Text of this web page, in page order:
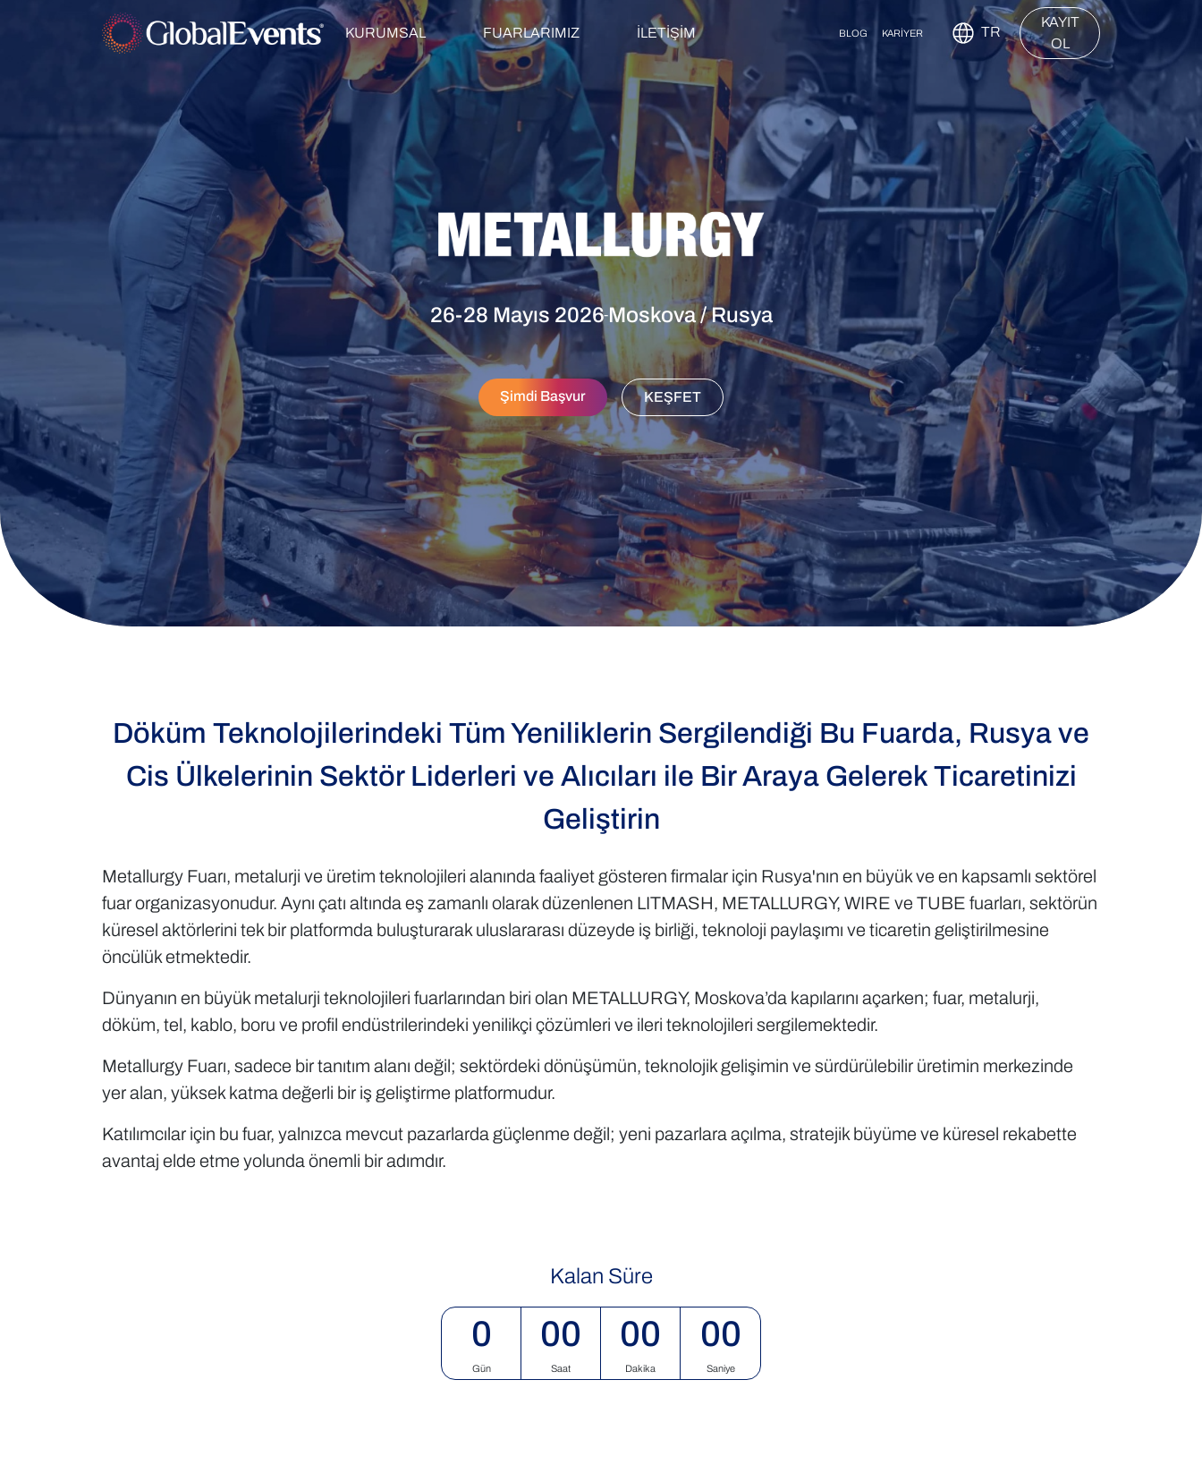
KURUMSAL FUARLARIMIZ İLETİŞİM BLOG KARİYER TR
KAYIT
OL
26-28 Mayıs 2026-Moskova / Rusya
Şimdi Başvur KEŞFET
Döküm Teknolojilerindeki Tüm Yeniliklerin Sergilendiği Bu Fuarda, Rusya ve
Cis Ülkelerinin Sektör Liderleri ve Alıcıları ile Bir Araya Gelerek Ticaretinizi
Geliştirin
Metallurgy Fuarı, metalurji ve üretim teknolojileri alanında faaliyet gösteren firmalar için Rusya'nın en büyük ve en kapsamlı sektörel
fuar organizasyonudur. Aynı çatı altında eş zamanlı olarak düzenlenen LITMASH, METALLURGY, WIRE ve TUBE fuarları, sektörün
küresel aktörlerini tek bir platformda buluşturarak uluslararası düzeyde iş birliği, teknoloji paylaşımı ve ticaretin geliştirilmesine
öncülük etmektedir.
Dünyanın en büyük metalurji teknolojileri fuarlarından biri olan METALLURGY, Moskova’da kapılarını açarken; fuar, metalurji,
döküm, tel, kablo, boru ve profil endüstrilerindeki yenilikçi çözümleri ve ileri teknolojileri sergilemektedir.
Metallurgy Fuarı, sadece bir tanıtım alanı değil; sektördeki dönüşümün, teknolojik gelişimin ve sürdürülebilir üretimin merkezinde
yer alan, yüksek katma değerli bir iş geliştirme platformudur.
Katılımcılar için bu fuar, yalnızca mevcut pazarlarda güçlenme değil; yeni pazarlara açılma, stratejik büyüme ve küresel rekabette
avantaj elde etme yolunda önemli bir adımdır.
Kalan Süre
0
Gün
00
Saat
00
Dakika
00
Saniye